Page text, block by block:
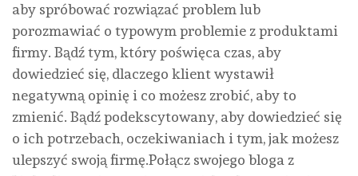
aby spróbować rozwiązać problem lub
porozmawiać o typowym problemie z produktami
firmy. Bądź tym, który poświęca czas, aby
dowiedzieć się, dlaczego klient wystawił
negatywną opinię i co możesz zrobić, aby to
zmienić. Bądź podekscytowany, aby dowiedzieć się
o ich potrzebach, oczekiwaniach i tym, jak możesz
ulepszyć swoją firmę.Połącz swojego bloga z